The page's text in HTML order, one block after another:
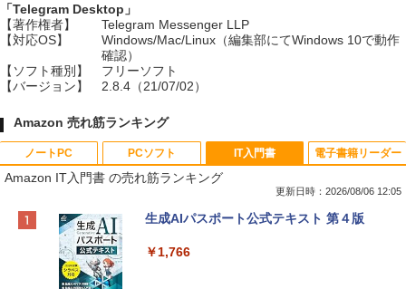
「Telegram Desktop」
【著作権者】
Telegram Messenger LLP
【対応OS】
Windows/Mac/Linux（編集部にてWindows 10で動作
確認）
【ソフト種別】
フリーソフト
【バージョン】
2.8.4（21/07/02）
Amazon 売れ筋ランキング
ノートPC
Apple 2026 MacBook Neo A18 Proチッ
e Intelligenceのために設計、Liquid Ret
PCソフト
Xbox プリペイドカード 10,000円 デジタ
ンラインコード]
IT入門書
Amazon IT入門書 の売れ筋ランキング
更新日時：2026/08/06 12:05
生成AIパスポート公式テキスト 第４版
￥1,766
電子書籍リーダー